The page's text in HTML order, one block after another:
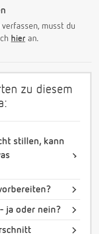
musst du
hier an.
zu diesem
stillen, kann
ja oder nein?